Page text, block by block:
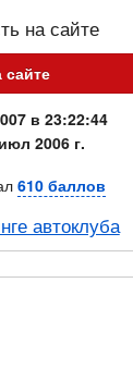
на сайте
сайте
в 23:22:44
2006 г.
610 баллов
автоклуба